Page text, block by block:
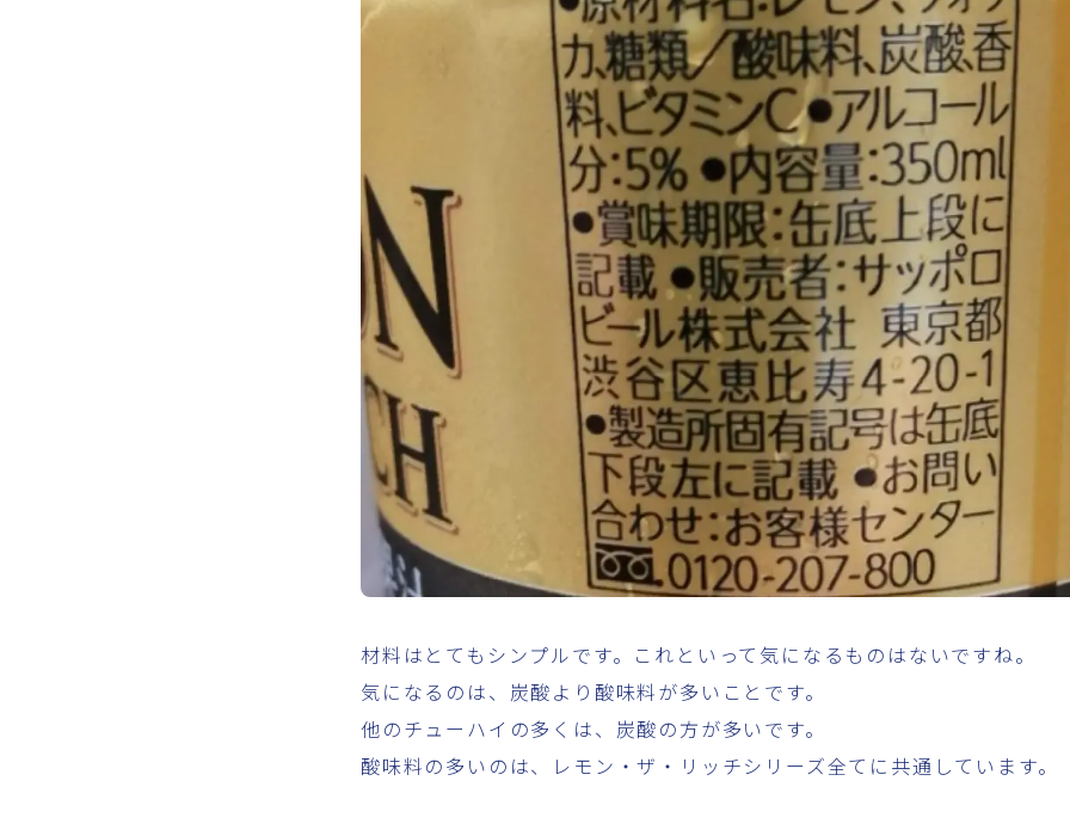
材料はとてもシンプルです。これといって気になるものはないですね。
気になるのは、炭酸より酸味料が多いことです。
他のチューハイの多くは、炭酸の方が多いです。
酸味料の多いのは、レモン・ザ・リッチシリーズ全てに共通しています。